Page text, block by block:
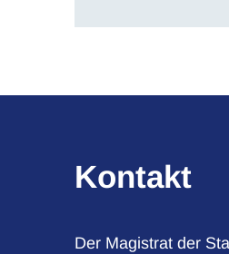
Kontakt
Der Magistrat der